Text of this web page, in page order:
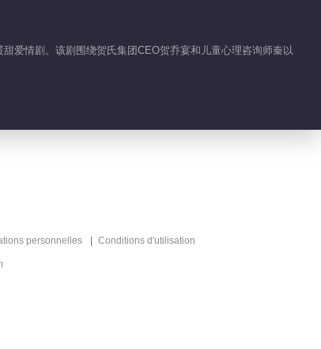
爱情剧。该剧围绕贺氏集团CEO贺乔宴和儿童心理咨询师秦以
personnelles Conditions d'utilisation